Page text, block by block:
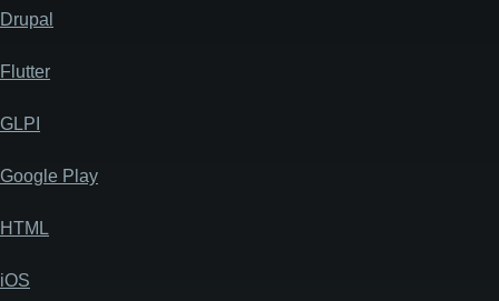
Drupal
Flutter
GLPI
Google Play
HTML
iOS